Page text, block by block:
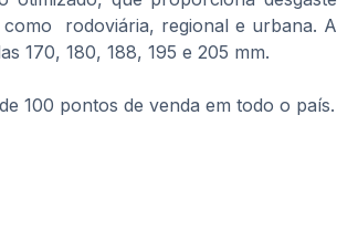
rodoviária, regional e urbana. A
170, 180, 188, 195 e 205 mm.
100 pontos de venda em todo o país.